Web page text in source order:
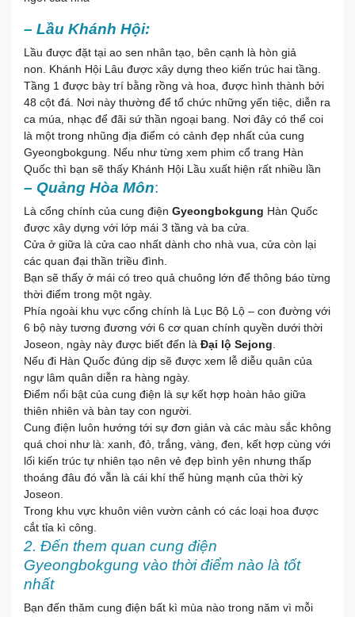
– Lầu Khánh Hội:
Lầu được đặt tại ao sen nhân tạo, bên cạnh là hòn giả
non. Khánh Hội Lâu được xây dựng theo kiến trúc hai tầng.
Tầng 1 được bày trí bằng rồng và hoa, được hình thành bởi
48 cột đá. Nơi này thường để tổ chức những yến tiệc, diễn ra
ca múa, nhạc để đãi sứ thần ngoại bang. Nơi đây có thể coi
là một trong nhũng địa điểm có cảnh đẹp nhất của cung
Gyeongbokgung. Nếu như từng xem phim cổ trang Hàn
Quốc thì bạn sẽ thấy Khánh Hội Lầu xuất hiện rất nhiều lần
– Quảng Hòa Môn:
Là cổng chính của cung điện Gyeongbokgung Hàn Quốc
được xây dựng với lớp mái 3 tầng và ba cửa.
Cửa ở giữa là cửa cao nhất dành cho nhà vua, cửa còn lại
các quan đại thần triều đình.
Bạn sẽ thấy ở mái có treo quả chuông lớn để thông báo từng
thời điểm trong một ngày.
Phía ngoài khu vực cổng chính là Lục Bộ Lộ – con đường với
6 bộ này tương đương với 6 cơ quan chính quyền dưới thời
Joseon, ngày này được biết đến là Đại lộ Sejong.
Nếu đi Hàn Quốc đúng dịp sẽ được xem lễ diễu quân của
ngự lâm quân diễn ra hàng ngày.
Điểm nổi bật của cung điện là sự kết hợp hoàn hảo giữa
thiên nhiên và bàn tay con người.
Cung điện luôn hướng tới sự đơn giản và các màu sắc không
quá choi như là: xanh, đỏ, trắng, vàng, đen, kết hợp cùng với
lối kiến trúc tự nhiên tạo nên vẻ đẹp bình yên nhưng thấp
thoáng đâu đó vẫn là cái khí thế hùng mạnh của thời kỳ
Joseon.
Trong khu vực khuôn viên vườn cảnh có các loại hoa được
cắt tỉa kì công.
2. Đến them quan cung điện
Gyeongbokgung vào thời điểm nào là tốt
nhất
Bạn đến thăm cung điện bất kì mùa nào trong năm vì mỗi